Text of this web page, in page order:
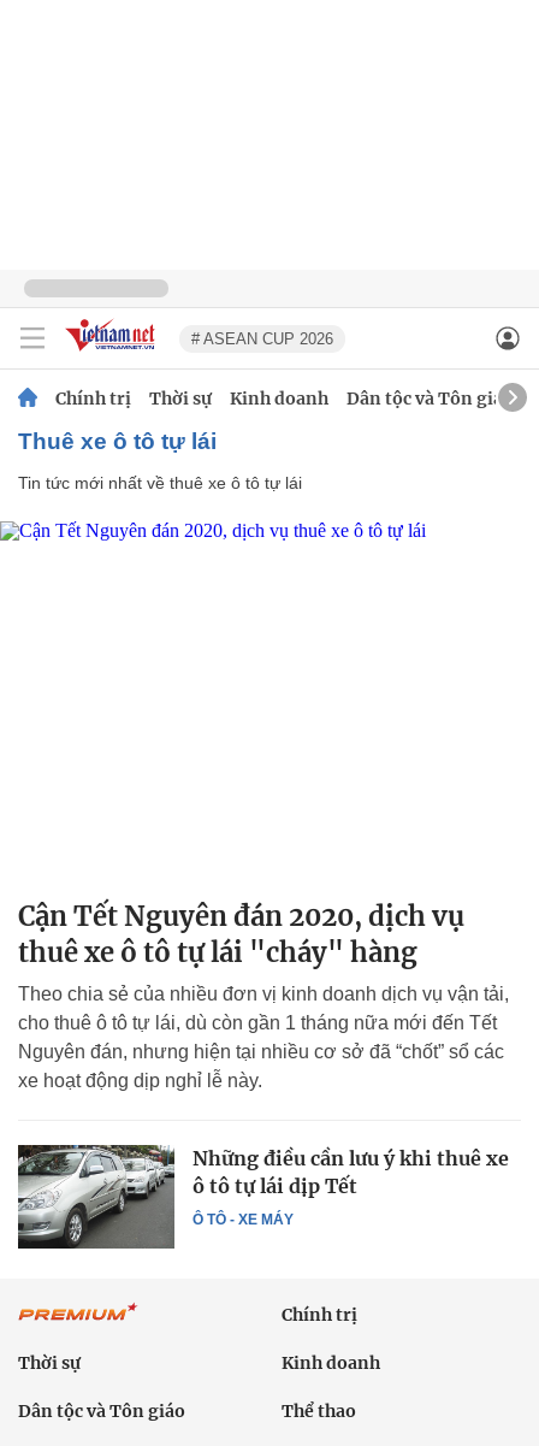
# ASEAN CUP 2026
Chính trị Thời sự Kinh doanh Dân tộc và Tôn giáo
thuê xe ô tô tự lái
Tin tức mới nhất về thuê xe ô tô tự lái
Cận Tết Nguyên đán 2020, dịch vụ
thuê xe ô tô tự lái "cháy" hàng
Theo chia sẻ của nhiều đơn vị kinh doanh dịch vụ vận tải,
cho thuê ô tô tự lái, dù còn gần 1 tháng nữa mới đến Tết
Nguyên đán, nhưng hiện tại nhiều cơ sở đã “chốt” sổ các
xe hoạt động dịp nghỉ lễ này.
Ô TÔ - XE MÁY
Những điều cần lưu ý khi thuê xe
ô tô tự lái dịp Tết
Chính trị
Thời sự Kinh doanh
Dân tộc và Tôn giáo Thể thao